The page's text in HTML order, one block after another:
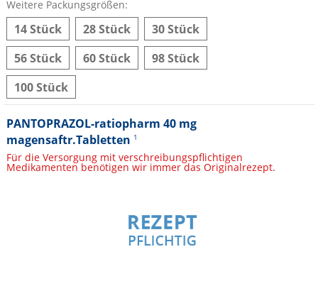
Weitere Packungsgrößen:
14 Stück 28 Stück
30 Stück
56 Stück
60 Stück
98 Stück
100 Stück
PANTOPRAZOL-ratiopharm 40 mg
magensaftr.Tabletten 1
Für die Versorgung mit verschreibungspflichtigen
Medikamenten benötigen wir immer das Originalrezept.